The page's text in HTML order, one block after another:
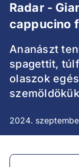
Radar -
cappucino
Ananászt
spagettit,
olaszok
2024.